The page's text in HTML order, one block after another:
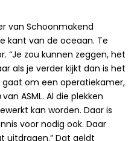
van Schoonmakend
kant van de oceaan. Te
“Je zou kunnen zeggen, het
als je verder kijkt dan is het
om een operatiekamer,
van ASML. Al die plekken
kan worden. Daar is
voor nodig ook. Daar
uitdragen.” Dat geldt